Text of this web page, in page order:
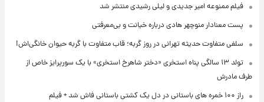
فیلم ممنوعه امیر جدیدی و لیلی رشیدی منتشر شد
پست معنادار منوچهر هادی درباره خیانت و بی‌معرفتی
سلفی متفاوت حدیثه تهرانی در روز گربه؛ قاب متفاوت با گربه حیوان خانگی‌اش!
تولد ۱۳ سالگی پناه استخری «دختر شاهرخ استخری» با یک سورپرایز خاص از
طرف مادرش
راز ۱۰۰ خمره های باستانی در دل یک کشتی باستانی فاش شد + فیلم